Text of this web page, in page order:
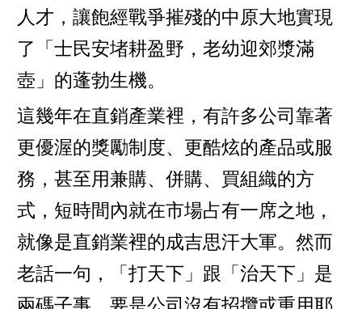
人才，讓飽經戰爭摧殘的中原大地實現
了「士民安堵耕盈野，老幼迎郊漿滿
壺」的蓬勃生機。
這幾年在直銷產業裡，有許多公司靠著
更優渥的獎勵制度、更酷炫的產品或服
務，甚至用兼購、併購、買組織的方
式，短時間內就在市場占有一席之地，
就像是直銷業裡的成吉思汗大軍。然而
老話一句，「打天下」跟「治天下」是